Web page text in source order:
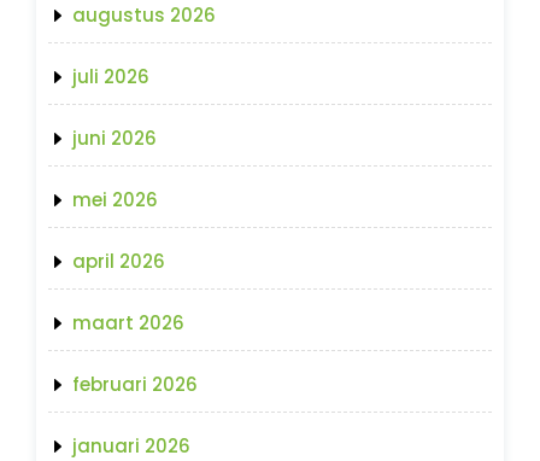
augustus 2026
juli 2026
juni 2026
mei 2026
april 2026
maart 2026
februari 2026
januari 2026